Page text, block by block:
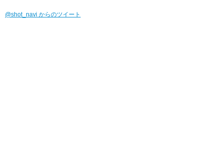
@shot_navi からのツイート